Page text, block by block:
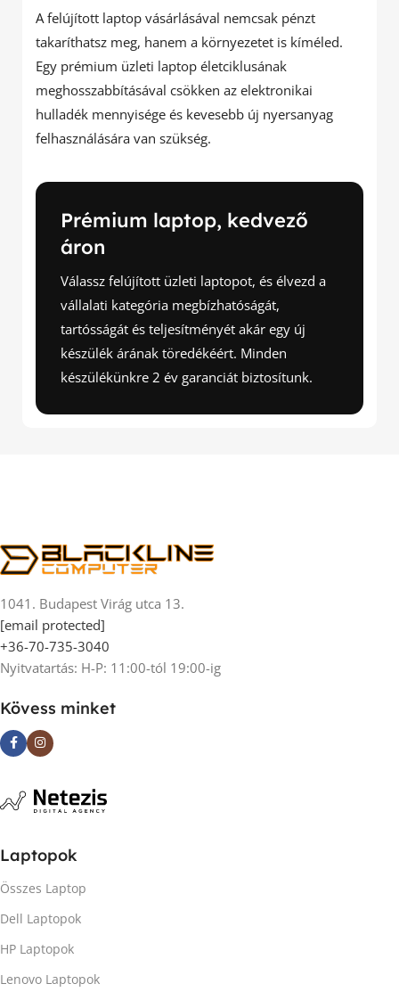
A felújított laptop vásárlásával nemcsak pénzt
takaríthatsz meg, hanem a környezetet is kíméled.
Egy prémium üzleti laptop életciklusának
meghosszabbításával csökken az elektronikai
hulladék mennyisége és kevesebb új nyersanyag
felhasználására van szükség.
Prémium laptop, kedvező
áron
Válassz felújított üzleti laptopot, és élvezd a
vállalati kategória megbízhatóságát,
tartósságát és teljesítményét akár egy új
készülék árának töredékéért. Minden
készülékünkre 2 év garanciát biztosítunk.
1041. Budapest Virág utca 13.
[email protected]
+36-70-735-3040
Nyitvatartás: H-P: 11:00-tól 19:00-ig
Kövess minket
Laptopok
Összes Laptop
Dell Laptopok
HP Laptopok
Lenovo Laptopok